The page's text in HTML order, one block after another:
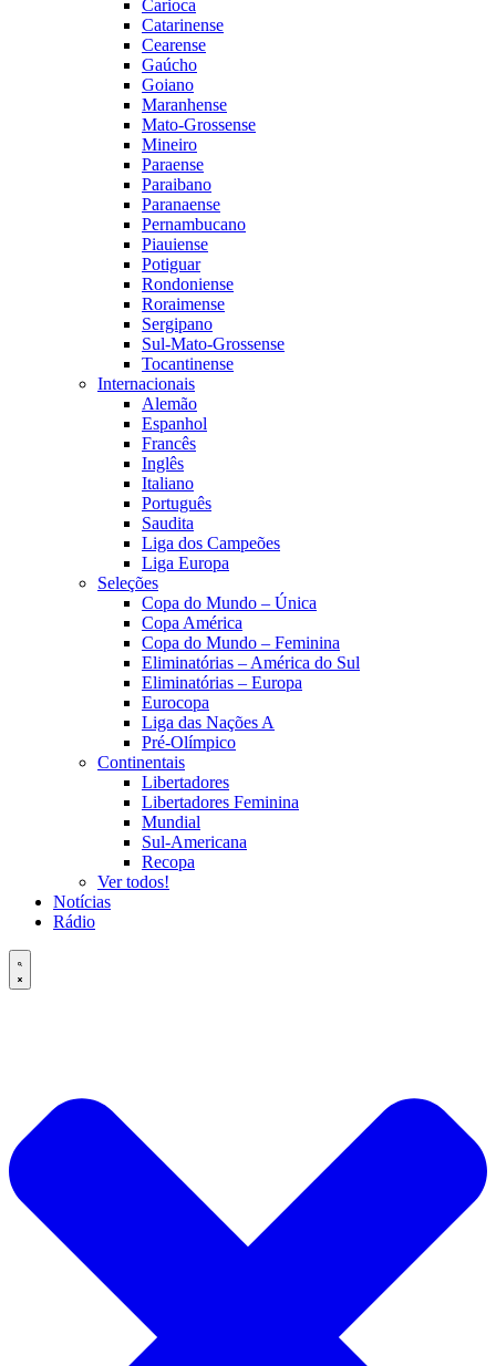
Carioca
Catarinense
Cearense
Gaúcho
Goiano
Maranhense
Mato-Grossense
Mineiro
Paraense
Paraibano
Paranaense
Pernambucano
Piauiense
Potiguar
Rondoniense
Roraimense
Sergipano
Sul-Mato-Grossense
Tocantinense
Internacionais
Alemão
Espanhol
Francês
Inglês
Italiano
Português
Saudita
Liga dos Campeões
Liga Europa
Seleções
Copa do Mundo – Única
Copa América
Copa do Mundo – Feminina
Eliminatórias – América do Sul
Eliminatórias – Europa
Eurocopa
Liga das Nações A
Pré-Olímpico
Continentais
Libertadores
Libertadores Feminina
Mundial
Sul-Americana
Recopa
Ver todos!
Notícias
Rádio